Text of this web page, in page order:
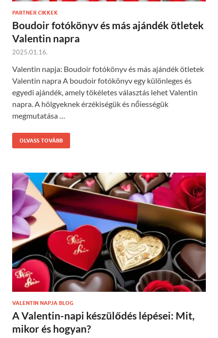
PARTNER CIKKEK
Boudoir fotókönyv és más ajándék ötletek
Valentin napra
2025.01.16.
Valentin napja: Boudoir fotókönyv és más ajándék ötletek
Valentin napra A boudoir fotókönyv egy különleges és
egyedi ajándék, amely tökéletes választás lehet Valentin
napra. A hölgyeknek érzékiségük és nőiességük
megmutatása …
OLVASS TOVÁBB
VALENTIN NAPJA BLOG
A Valentin-napi készülődés lépései: Mit,
mikor és hogyan?